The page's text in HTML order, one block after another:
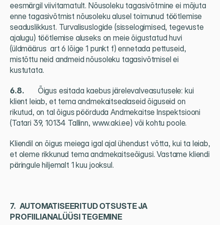
eesmärgil viivitamatult. Nõusoleku tagasivõtmine ei mõjuta
enne tagasivõtmist nõusoleku alusel toimunud töötlemise
seaduslikkust. Turvalisuslogide (sisselogimised, tegevuste
ajalugu) töötlemise aluseks on meie õigustatud huvi
(üldmäärus  art 6 lõige 1 punkt f) ennetada pettuseid,
mistõttu neid andmeid nõusoleku tagasivõtmisel ei
kustutata.
6.8. Õigus esitada kaebus järelevalveasutusele: kui
klient leiab, et tema andmekaitsealaseid õiguseid on
rikutud, on tal õigus pöörduda Andmekaitse Inspektsiooni
(Tatari 39, 10134 Tallinn, www.aki.ee) või kohtu poole.
Kliendil on õigus meiega igal ajal ühendust võtta, kui ta leiab,
et oleme rikkunud tema andmekaitseõigusi. Vastame kliendi
päringule hiljemalt 1 kuu jooksul.
7.   AUTOMATISEERITUD OTSUSTE JA
PROFIILIANALÜÜSI TEGEMINE